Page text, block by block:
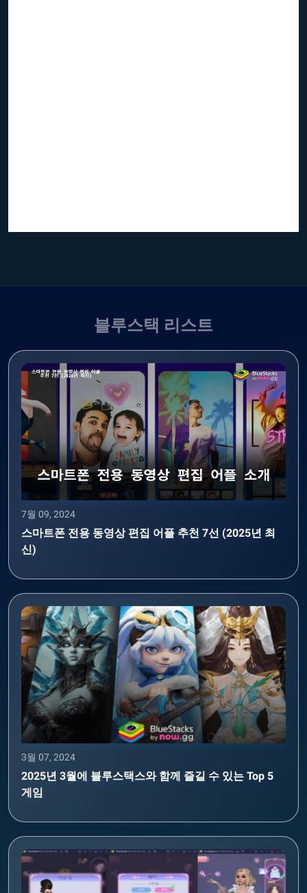
블루스택 리스트
7월 09, 2024
스마트폰 전용 동영상 편집 어플 추천 7선 (2025년 최
신)
3월 07, 2024
2025년 3월에 블루스택스와 함께 즐길 수 있는 Top 5
게임